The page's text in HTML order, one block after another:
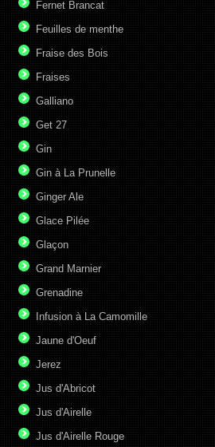
Fernet Brancat
Feuilles de menthe
Fraise des Bois
Fraises
Galliano
Get 27
Gin
Gin à La Prunelle
Ginger Ale
Glace Pilée
Glaçon
Grand Marnier
Grenadine
Infusion à La Camomille
Jaune d'Oeuf
Jerez
Jus d'Abricot
Jus d'Airelle
Jus d'Airelle Rouge